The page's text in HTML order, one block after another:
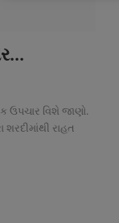
ઉપચાર વિશે જાણો.
રાહત